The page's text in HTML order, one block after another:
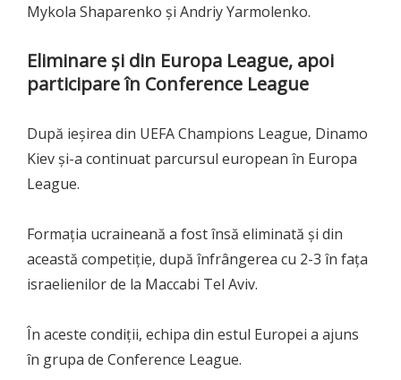
Mykola Shaparenko și Andriy Yarmolenko.
Eliminare și din Europa League, apoi
participare în Conference League
După ieșirea din UEFA Champions League, Dinamo
Kiev și-a continuat parcursul european în Europa
League.
Formația ucraineană a fost însă eliminată și din
această competiție, după înfrângerea cu 2-3 în fața
israelienilor de la Maccabi Tel Aviv.
În aceste condiții, echipa din estul Europei a ajuns
în grupa de Conference League.